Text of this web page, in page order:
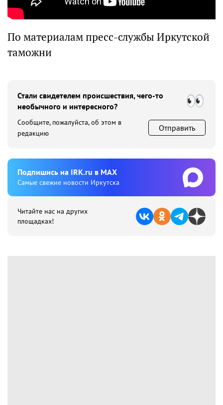
По материалам пресс-службы Иркутской
таможни
Стали свидетелем происшествия, чего-то
необычного и интересного?
Сообщите, пожалуйста, об этом в
редакцию
Отправить
Подпишиcь на IRK.ru в MAX
Cамые свежие новости Иркутска
Читайте нас на других
площадках!